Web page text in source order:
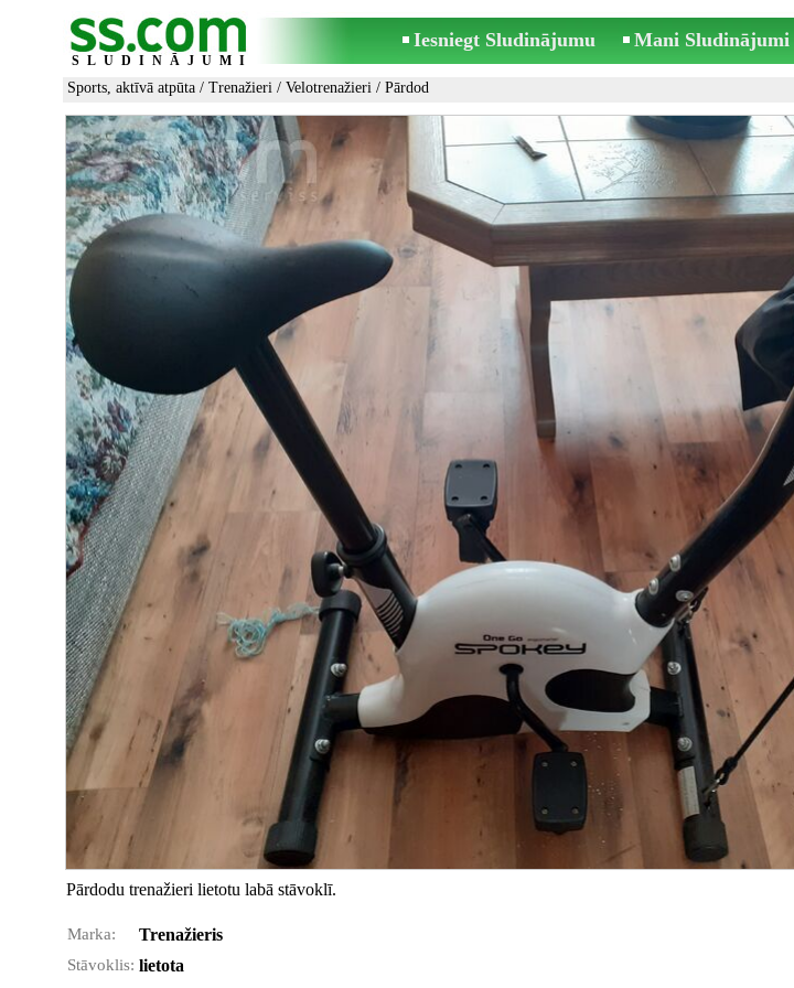
SLUDINĀJUMI
Iesniegt Sludinājumu Mani Sludinājumi
Sports, aktīvā atpūta / Trenažieri / Velotrenažieri / Pārdod
Pārdodu trenažieri lietotu labā stāvoklī.
Marka: Trenažieris
Stāvoklis: lietota